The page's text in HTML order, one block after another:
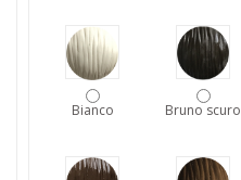
Bianco Bruno scuro